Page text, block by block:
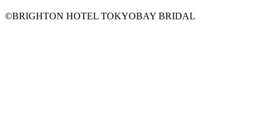
©️BRIGHTON HOTEL TOKYOBAY BRIDAL